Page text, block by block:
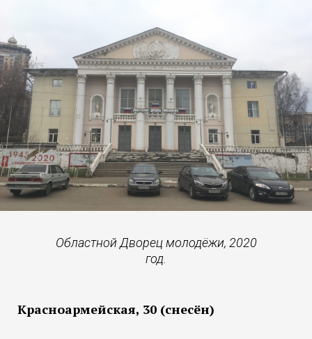
Областной Дворец молодёжи, 2020
год.
Красноармейская, 30 (снесён)